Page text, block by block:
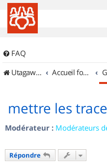
FAQ
UtagawaVTT (Randos VTT et VTTAE avec traces GPS)
Accueil forum
mettre les
Modérateur : Modérateurs
Répondre